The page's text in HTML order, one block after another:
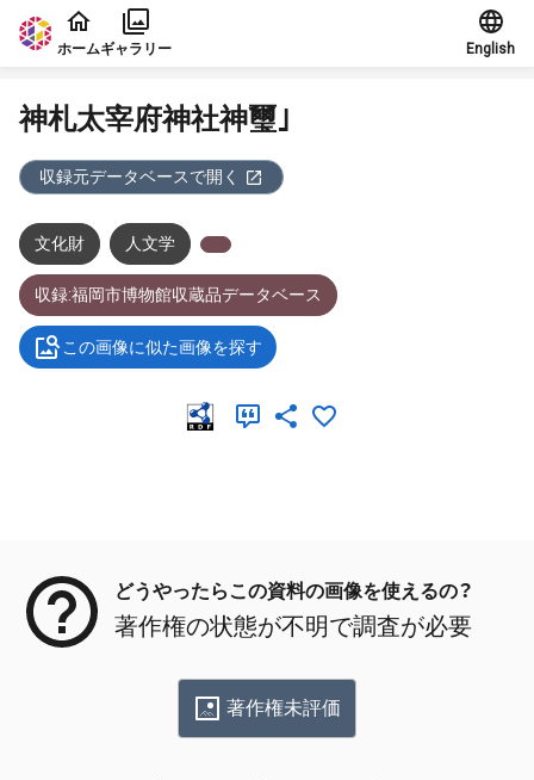
本文に飛ぶ
ホームギャラリー English
神札太宰府神社神璽｣
収録元データベースで開く
文化財 人文学
収録:福岡市博物館収蔵品データベース
この画像に似た画像を探す
どうやったらこの資料の画像を使えるの？
著作権の状態が不明で調査が必要
著作権未評価